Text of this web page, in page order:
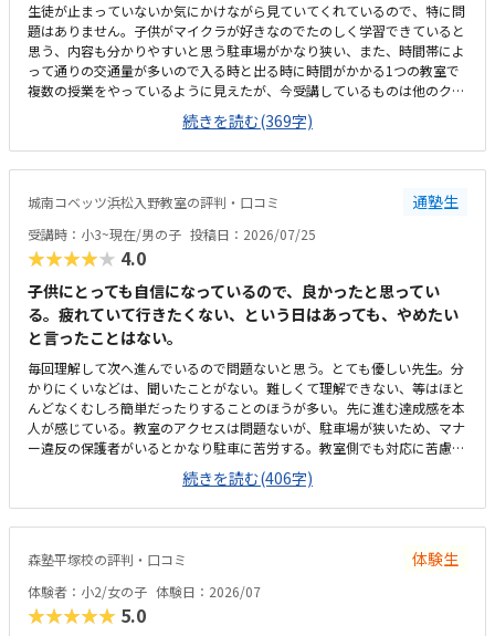
生徒が止まっていないか気にかけながら見ていてくれているので、特に問
題はありません。子供がマイクラが好きなのでたのしく学習できていると
思う、内容も分かりやすいと思う駐車場がかなり狭い、また、時間帯によ
って通りの交通量が多いので入る時と出る時に時間がかかる1つの教室で
複数の授業をやっているように見えたが、今受講しているものは他のクラ
スとかぶっていないので気にはしていないこのくらいの金額はかかるもの
だと思う、特に不満はないです。回数も週一回で特に不満は無いです。静
かな雰囲気で学習できるのはよい、先生も生徒がつまづいていないか気に
かけながらされているので問題ないです部屋が1つしかなく、他の授業と
ありません
続きを読む(369字)
城南コベッツ浜松入野教室の評判・口コミ 通塾生
受講時：小3~現在/男の子 投稿日：2026/07/25
★★★★★ 4.0
子供にとっても自信になっているので、良かったと思ってい
る。疲れていて行きたくない、という日はあっても、やめたい
と言ったことはない。
毎回理解して次へ進んでいるので問題ないと思う。とても優しい先生。分
かりにくいなどは、聞いたことがない。難しくて理解できない、等はほと
んどなくむしろ簡単だったりすることのほうが多い。先に進む達成感を本
人が感じている。教室のアクセスは問題ないが、駐車場が狭いため、マナ
ー違反の保護者がいるとかなり駐車に苦労する。教室側でも対応に苦慮し
ている。教室というより、保護者のマナー問題。個人塾として問題ない。
置いているおやつが駄菓子とかでなく、良いオヤツのため、子どもたちは
いつも嬉しそう。こういった些細なことも、テンションを維持できる一つ
になる。プログラミングについては、ロボットではないためロボット教室
ベテランでいらっしゃるので、保護者にとってもためになる話をしてくだ
さる。非常に頼りになり、細かく要望も対応してくれているので助かる。
特に思い当たらない。
続きを読む(406字)
森塾平塚校の評判・口コミ 体験生
体験者：小2/女の子 体験日：2026/07
★★★★★ 5.0